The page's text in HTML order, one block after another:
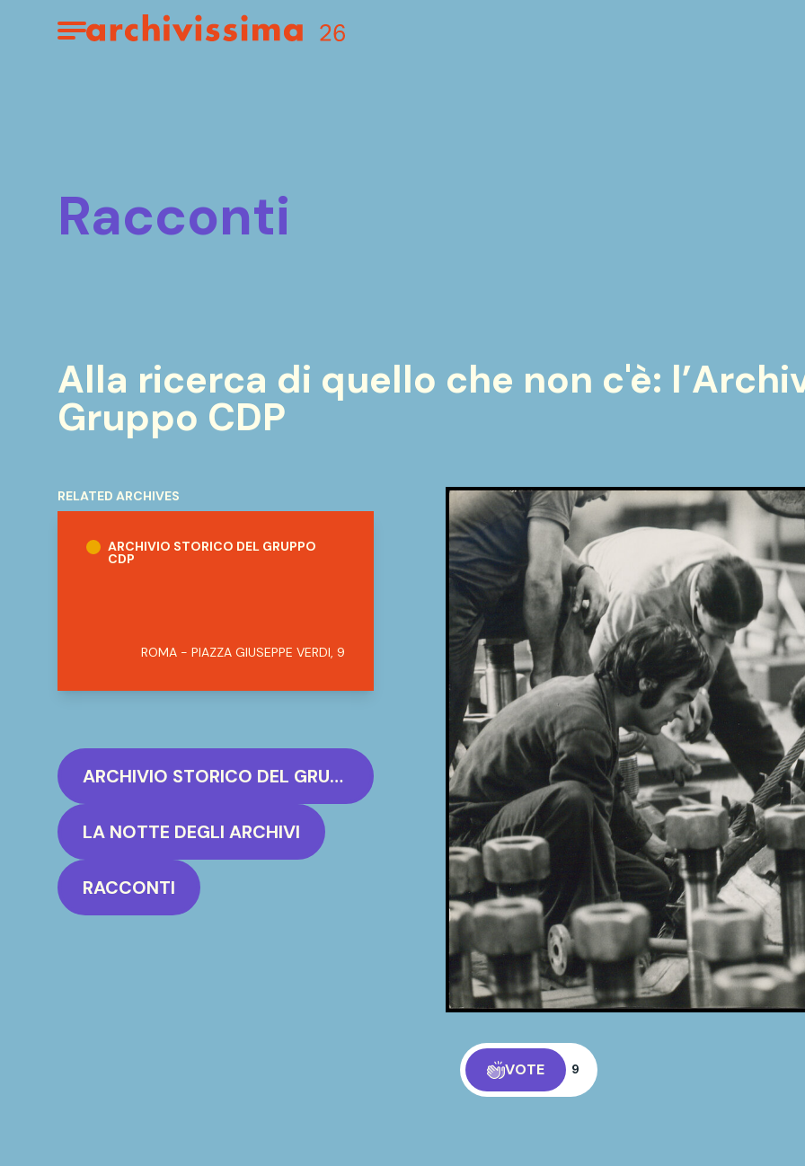
Home page
Apri il menu
racconti
Alla ricerca di quello che non c'è:
Gruppo CDP
RELATED ARCHIVES
ARCHIVIO STORICO DEL GRUPPO
CDP
ROMA - PIAZZA GIUSEPPE VERDI, 9
ARCHIVIO STORICO DEL GRUPPO CDP
LA NOTTE DEGLI ARCHIVI
RACCONTI
VOTE 9